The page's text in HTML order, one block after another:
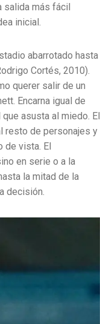
salida más fácil
inicial.
abarrotado hasta
Cortés, 2010).
querer salir de un
Encarna igual de
asusta al miedo. El
resto de personajes y
de vista. El
en serie o a la
la mitad de la
decisión.